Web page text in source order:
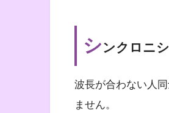
シンクロニ
波長が合わない人同
ません。